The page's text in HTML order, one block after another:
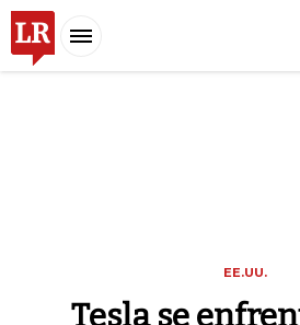
Menu
EE.UU.
Tesla se